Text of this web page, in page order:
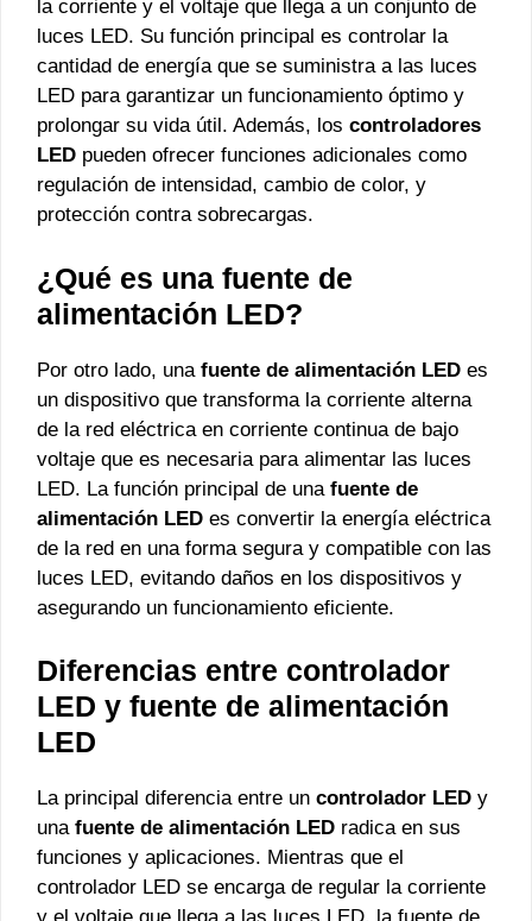
la corriente y el voltaje que llega a un conjunto de
luces LED. Su función principal es controlar la
cantidad de energía que se suministra a las luces
LED para garantizar un funcionamiento óptimo y
prolongar su vida útil. Además, los controladores
LED pueden ofrecer funciones adicionales como
regulación de intensidad, cambio de color, y
protección contra sobrecargas.
¿Qué es una fuente de
alimentación LED?
Por otro lado, una fuente de alimentación LED es
un dispositivo que transforma la corriente alterna
de la red eléctrica en corriente continua de bajo
voltaje que es necesaria para alimentar las luces
LED. La función principal de una fuente de
alimentación LED es convertir la energía eléctrica
de la red en una forma segura y compatible con las
luces LED, evitando daños en los dispositivos y
asegurando un funcionamiento eficiente.
Diferencias entre controlador
LED y fuente de alimentación
LED
La principal diferencia entre un controlador LED y
una fuente de alimentación LED radica en sus
funciones y aplicaciones. Mientras que el
controlador LED se encarga de regular la corriente